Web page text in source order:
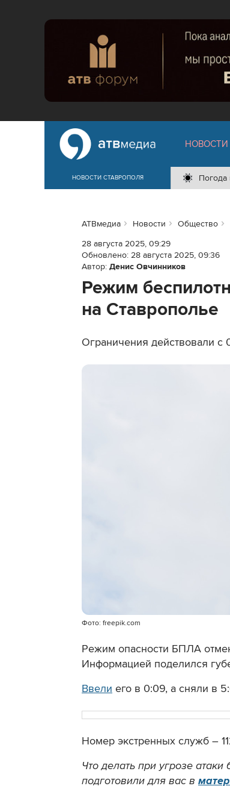
НОВОСТИ СТАВРОПОЛЯ
НОВОСТИ
Погода
АТВмедиа Новости
Общество
28 августа 2025, 09:29
Обновлено: 28 августа 2025, 09:36
Автор: Денис Овчинников
Режим
на Ставрополье
Ограничения действовали с
Фото: freepik.com
Режим опасности БПЛА
Информацией поделился
Ввели его в 0:09, а сняли в
Номер экстренных служб –
Что делать при угрозе
подготовили для вас в